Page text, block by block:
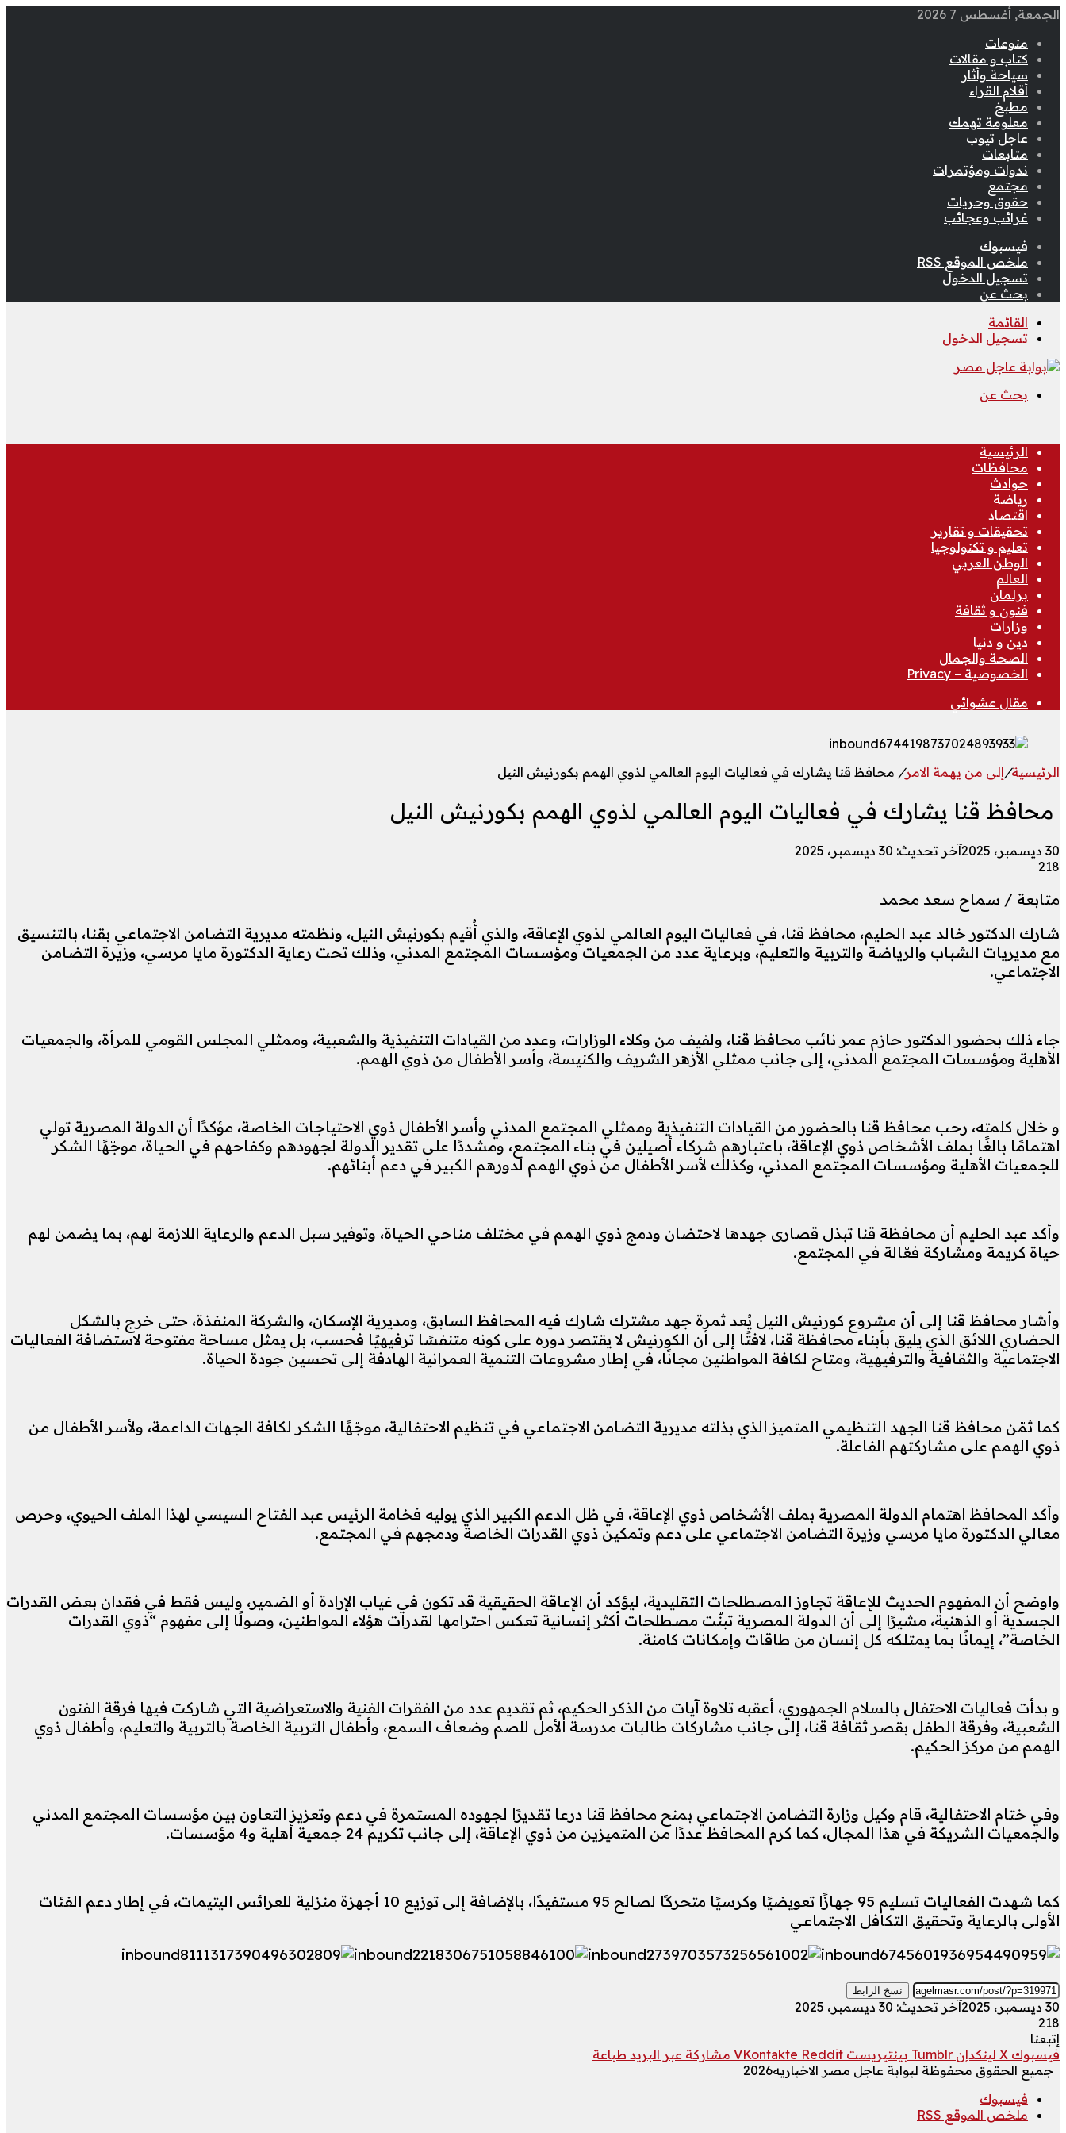
الجمعة, أغسطس 7 2026
منوعات
كتاب و مقالات
سياحة وأثار
أقلام القراء
مطبخ
معلومة تهمك
عاجل تيوب
متابعات
ندوات ومؤتمرات
مجتمع
حقوق وحريات
غرائب وعجائب
فيسبوك
ملخص الموقع RSS
تسجيل الدخول
بحث عن
القائمة
تسجيل الدخول
بحث عن
الرئيسية
محافظات
حوادث
رياضة
اقتصاد
تحقيقات و تقارير
تعليم و تكنولوجيا
الوطن العربي
العالم
برلمان
فنون و ثقافة
وزارات
دين و دنيا
الصحة والجمال
الخصوصية – Privacy
مقال عشوائي
الرئيسية/إلى من يهمة الامر/ محافظ قنا يشارك في فعاليات اليوم العالمي لذوي الهمم بكورنيش النيل
محافظ قنا يشارك في فعاليات اليوم العالمي لذوي الهمم بكورنيش النيل
30 ديسمبر، 2025
آخر تحديث: 30 ديسمبر، 2025
218
متابعة / سماح سعد محمد
شارك الدكتور خالد عبد الحليم، محافظ قنا، في فعاليات اليوم العالمي لذوي الإعاقة، والذي أُقيم بكورنيش النيل، ونظمته مديرية التضامن الاجتماعي بقنا، بالتنسيق
مع مديريات الشباب والرياضة والتربية والتعليم، وبرعاية عدد من الجمعيات ومؤسسات المجتمع المدني، وذلك تحت رعاية الدكتورة مايا مرسي، وزيرة التضامن
الاجتماعي.
جاء ذلك بحضور الدكتور حازم عمر نائب محافظ قنا، ولفيف من وكلاء الوزارات، وعدد من القيادات التنفيذية والشعبية، وممثلي المجلس القومي للمرأة، والجمعيات
الأهلية ومؤسسات المجتمع المدني، إلى جانب ممثلي الأزهر الشريف والكنيسة، وأسر الأطفال من ذوي الهمم.
و خلال كلمته، رحب محافظ قنا بالحضور من القيادات التنفيذية وممثلي المجتمع المدني وأسر الأطفال ذوي الاحتياجات الخاصة، مؤكدًا أن الدولة المصرية تولي
اهتمامًا بالغًا بملف الأشخاص ذوي الإعاقة، باعتبارهم شركاء أصيلين في بناء المجتمع، ومشددًا على تقدير الدولة لجهودهم وكفاحهم في الحياة، موجّهًا الشكر
للجمعيات الأهلية ومؤسسات المجتمع المدني، وكذلك لأسر الأطفال من ذوي الهمم لدورهم الكبير في دعم أبنائهم.
وأكد عبد الحليم أن محافظة قنا تبذل قصارى جهدها لاحتضان ودمج ذوي الهمم في مختلف مناحي الحياة، وتوفير سبل الدعم والرعاية اللازمة لهم، بما يضمن لهم
حياة كريمة ومشاركة فعّالة في المجتمع.
وأشار محافظ قنا إلى أن مشروع كورنيش النيل يُعد ثمرة جهد مشترك شارك فيه المحافظ السابق، ومديرية الإسكان، والشركة المنفذة، حتى خرج بالشكل
الحضاري اللائق الذي يليق بأبناء محافظة قنا، لافتًا إلى أن الكورنيش لا يقتصر دوره على كونه متنفسًا ترفيهيًا فحسب، بل يمثل مساحة مفتوحة لاستضافة الفعاليات
الاجتماعية والثقافية والترفيهية، ومتاح لكافة المواطنين مجانًا، في إطار مشروعات التنمية العمرانية الهادفة إلى تحسين جودة الحياة.
كما ثمّن محافظ قنا الجهد التنظيمي المتميز الذي بذلته مديرية التضامن الاجتماعي في تنظيم الاحتفالية، موجّهًا الشكر لكافة الجهات الداعمة، ولأسر الأطفال من
ذوي الهمم على مشاركتهم الفاعلة.
وأكد المحافظ اهتمام الدولة المصرية بملف الأشخاص ذوي الإعاقة، في ظل الدعم الكبير الذي يوليه فخامة الرئيس عبد الفتاح السيسي لهذا الملف الحيوي، وحرص
معالي الدكتورة مايا مرسي وزيرة التضامن الاجتماعي على دعم وتمكين ذوي القدرات الخاصة ودمجهم في المجتمع.
واوضح أن المفهوم الحديث للإعاقة تجاوز المصطلحات التقليدية، ليؤكد أن الإعاقة الحقيقية قد تكون في غياب الإرادة أو الضمير، وليس فقط في فقدان بعض القدرات
الجسدية أو الذهنية، مشيرًا إلى أن الدولة المصرية تبنّت مصطلحات أكثر إنسانية تعكس احترامها لقدرات هؤلاء المواطنين، وصولًا إلى مفهوم “ذوي القدرات
الخاصة”، إيمانًا بما يمتلكه كل إنسان من طاقات وإمكانات كامنة.
و بدأت فعاليات الاحتفال بالسلام الجمهوري، أعقبه تلاوة آيات من الذكر الحكيم، ثم تقديم عدد من الفقرات الفنية والاستعراضية التي شاركت فيها فرقة الفنون
الشعبية، وفرقة الطفل بقصر ثقافة قنا، إلى جانب مشاركات طالبات مدرسة الأمل للصم وضعاف السمع، وأطفال التربية الخاصة بالتربية والتعليم، وأطفال ذوي
الهمم من مركز الحكيم.
وفي ختام الاحتفالية، قام وكيل وزارة التضامن الاجتماعي بمنح محافظ قنا درعا تقديرًا لجهوده المستمرة في دعم وتعزيز التعاون بين مؤسسات المجتمع المدني
والجمعيات الشريكة في هذا المجال، كما كرم المحافظ عددًا من المتميزين من ذوي الإعاقة، إلى جانب تكريم 24 جمعية أهلية و4 مؤسسات.
كما شهدت الفعاليات تسليم 95 جهازًا تعويضيًا وكرسيًا متحركًا لصالح 95 مستفيدًا، بالإضافة إلى توزيع 10 أجهزة منزلية للعرائس اليتيمات، في إطار دعم الفئات
الأولى بالرعاية وتحقيق التكافل الاجتماعي
نسخ الرابط
30 ديسمبر، 2025
آخر تحديث: 30 ديسمبر، 2025
218
إتبعنا
فيسبوك ‫X لينكدإن بينتيريست مشاركة عبر البريد طباعة
جميع الحقوق محفوظة لبوابة عاجل مصر الاخباريه2026
فيسبوك
ملخص الموقع RSS